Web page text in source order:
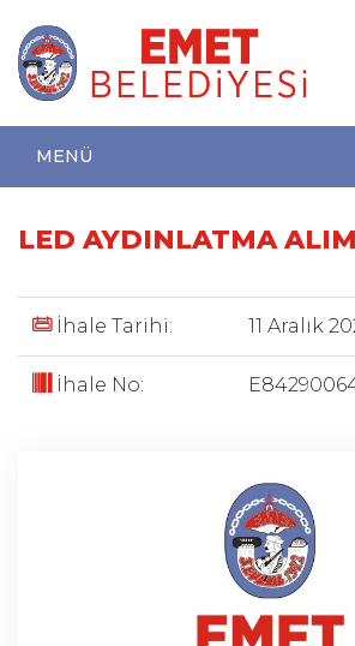
MENÜ
LED AYDINLATMA
İhale Tarihi: 11 Aralık
İhale No: